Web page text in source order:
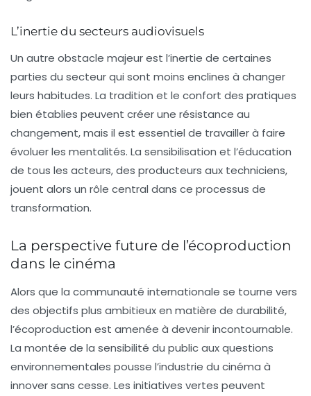
L’inertie du secteurs audiovisuels
Un autre obstacle majeur est l’inertie de certaines
parties du secteur qui sont moins enclines à changer
leurs habitudes. La tradition et le confort des pratiques
bien établies peuvent créer une résistance au
changement, mais il est essentiel de travailler à faire
évoluer les mentalités. La sensibilisation et l’éducation
de tous les acteurs, des producteurs aux techniciens,
jouent alors un rôle central dans ce processus de
transformation.
La perspective future de l’écoproduction
dans le cinéma
Alors que la communauté internationale se tourne vers
des objectifs plus ambitieux en matière de durabilité,
l’écoproduction est amenée à devenir incontournable.
La montée de la sensibilité du public aux questions
environnementales pousse l’industrie du cinéma à
innover sans cesse. Les initiatives vertes peuvent